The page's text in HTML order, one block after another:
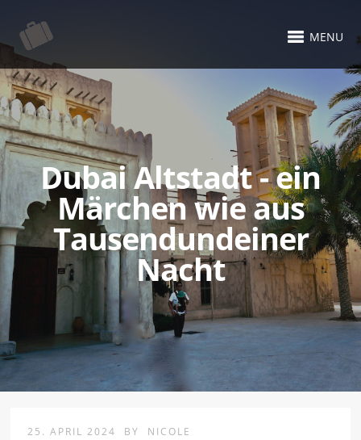
MENU
Dubai Altstadt - ein
Märchen wie aus
Tausendundeiner
Nacht
25. APRIL 2024 BY NICOLE